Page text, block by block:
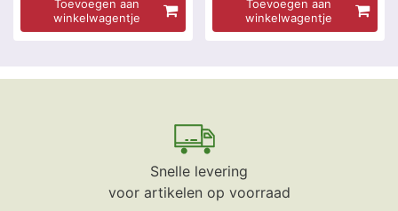
Toevoegen aan
winkelwagentje
Toevoegen aan
winkelwagentje
Snelle levering
voor artikelen op voorraad